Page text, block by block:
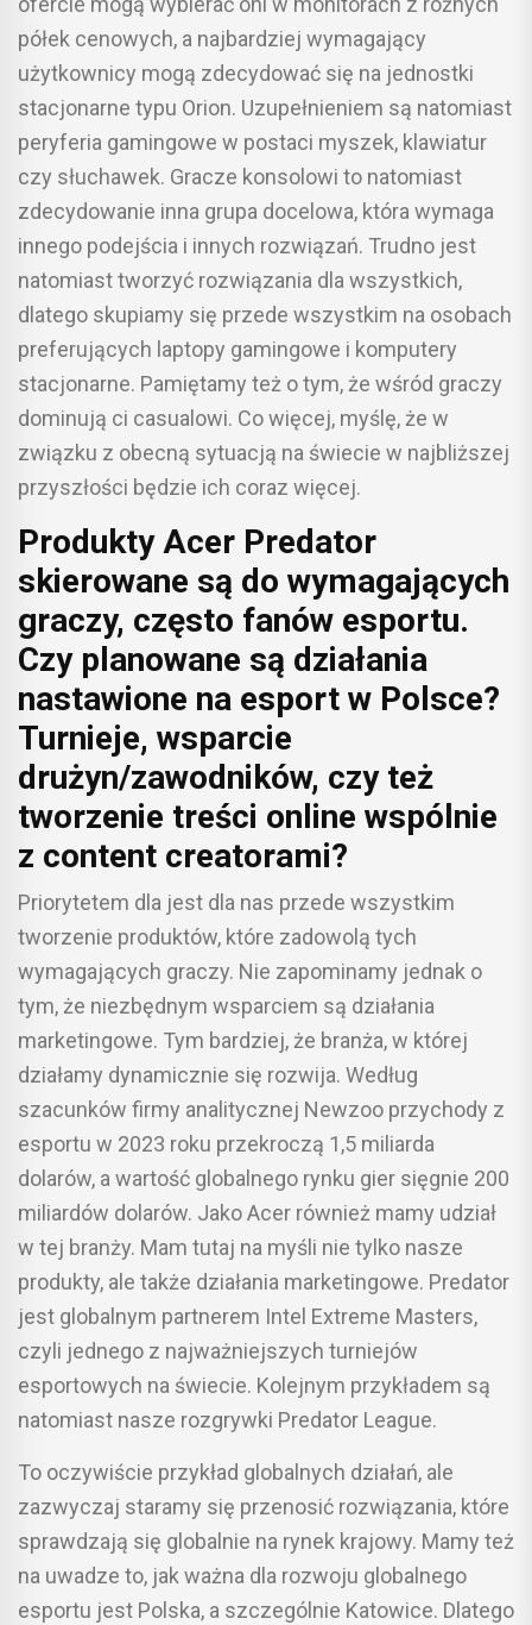
półek cenowych, a najbardziej wymagający
użytkownicy mogą zdecydować się na jednostki
stacjonarne typu Orion. Uzupełnieniem są natomiast
peryferia gamingowe w postaci myszek, klawiatur
czy słuchawek. Gracze konsolowi to natomiast
zdecydowanie inna grupa docelowa, która wymaga
innego podejścia i innych rozwiązań. Trudno jest
natomiast tworzyć rozwiązania dla wszystkich,
dlatego skupiamy się przede wszystkim na osobach
preferujących laptopy gamingowe i komputery
stacjonarne. Pamiętamy też o tym, że wśród graczy
dominują ci casualowi. Co więcej, myślę, że w
związku z obecną sytuacją na świecie w najbliższej
przyszłości będzie ich coraz więcej.
Produkty Acer Predator
skierowane są do wymagających
graczy, często fanów esportu.
Czy planowane są działania
nastawione na esport w Polsce?
Turnieje, wsparcie
drużyn/zawodników, czy też
tworzenie treści online wspólnie
z content creatorami?
Priorytetem dla jest dla nas przede wszystkim
tworzenie produktów, które zadowolą tych
wymagających graczy. Nie zapominamy jednak o
tym, że niezbędnym wsparciem są działania
marketingowe. Tym bardziej, że branża, w której
działamy dynamicznie się rozwija. Według
szacunków firmy analitycznej Newzoo przychody z
esportu w 2023 roku przekroczą 1,5 miliarda
dolarów, a wartość globalnego rynku gier sięgnie 200
miliardów dolarów. Jako Acer również mamy udział
w tej branży. Mam tutaj na myśli nie tylko nasze
produkty, ale także działania marketingowe. Predator
jest globalnym partnerem Intel Extreme Masters,
czyli jednego z najważniejszych turniejów
esportowych na świecie. Kolejnym przykładem są
natomiast nasze rozgrywki Predator League.
To oczywiście przykład globalnych działań, ale
zazwyczaj staramy się przenosić rozwiązania, które
sprawdzają się globalnie na rynek krajowy. Mamy też
na uwadze to, jak ważna dla rozwoju globalnego
esportu jest Polska, a szczególnie Katowice. Dlatego